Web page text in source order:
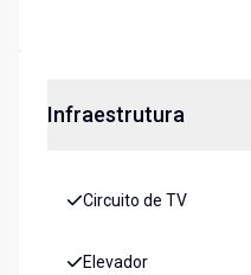
Infraestrutura
Circuito de TV
Elevador